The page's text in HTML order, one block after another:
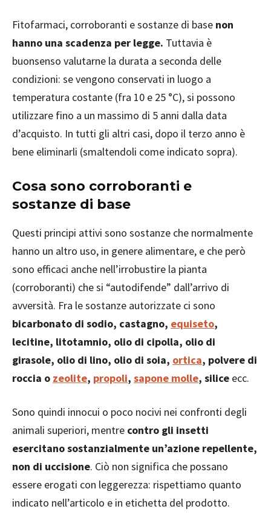
Fitofarmaci, corroboranti e sostanze di base non
hanno una scadenza per legge. Tuttavia è
buonsenso valutarne la durata a seconda delle
condizioni: se vengono conservati in luogo a
temperatura costante (fra 10 e 25 °C), si possono
utilizzare fino a un massimo di 5 anni dalla data
d’acquisto. In tutti gli altri casi, dopo il terzo anno è
bene eliminarli (smaltendoli come indicato sopra).
Cosa sono corroboranti e
sostanze di base
Questi principi attivi sono sostanze che normalmente
hanno un altro uso, in genere alimentare, e che però
sono efficaci anche nell’irrobustire la pianta
(corroboranti) che si “autodifende” dall’arrivo di
avversità. Fra le sostanze autorizzate ci sono
bicarbonato di sodio, castagno, equiseto,
lecitine, litotamnio, olio di cipolla, olio di
girasole, olio di lino, olio di soia, ortica, polvere di
roccia o zeolite, propoli, sapone molle, silice ecc.
Sono quindi innocui o poco nocivi nei confronti degli
animali superiori, mentre contro gli insetti
esercitano sostanzialmente un’azione repellente,
non di uccisione. Ciò non significa che possano
essere erogati con leggerezza: rispettiamo quanto
indicato nell’articolo e in etichetta del prodotto.